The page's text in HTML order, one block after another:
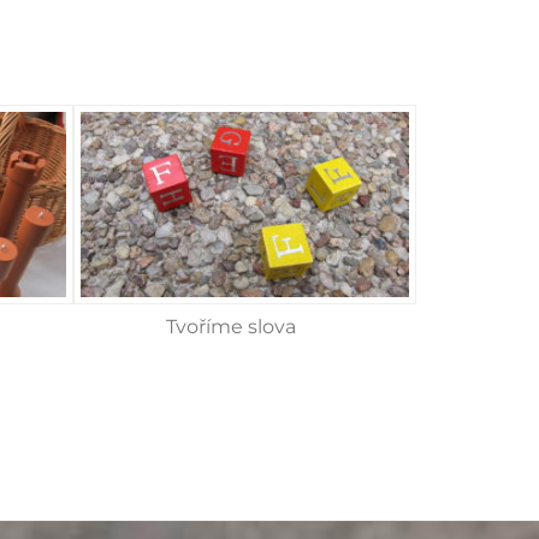
Tvoříme slova